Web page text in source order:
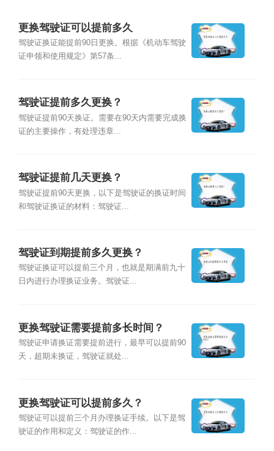
更换驾驶证可以提前多久
驾驶证换证能提前90日更换。根据《机动车驾驶
证申领和使用规定》第57条...
驾驶证提前多久更换？
驾驶证提前90天换证。需要在90天内需要完成换
证的主要操作，有处理违章...
驾驶证提前几天更换？
驾驶证提前90天更换，以下是驾驶证的换证时间
和驾驶证换证的材料：驾驶证...
驾驶证到期提前多久更换？
驾驶证换证可以提前三个月，也就是期满前九十
日内进行办理换证业务。驾驶证...
更换驾驶证需要提前多长时间？
驾驶证申请换证需要提前进行，最早可以提前90
天，超期未换证，驾驶证就处...
更换驾驶证可以提前多久？
驾驶证可以提前三个月办理换证手续。以下是驾
驶证的作用和定义：驾驶证的作...